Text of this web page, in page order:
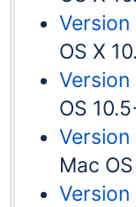
Version
OS X
Version
OS
Mac
Version